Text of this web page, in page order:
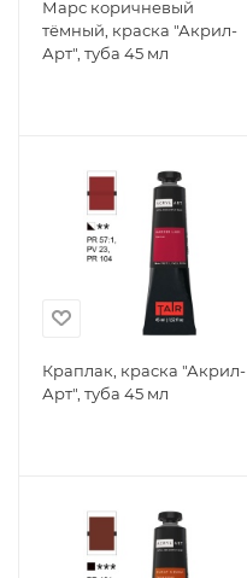
Марс коричневый
тёмный, краска "Акрил-
Арт", туба 45 мл
Краплак, краска "Акрил-
Арт", туба 45 мл